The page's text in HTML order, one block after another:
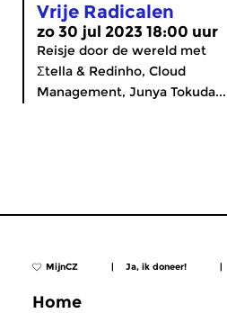
Vrije Radicalen
zo 30 jul 2023 18:00 uur
Reisje door de wereld met
Σtella & Redinho, Cloud
Management, Junya Tokuda...
MijnCZ | Ja, ik doneer! |
Home